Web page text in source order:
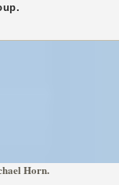
Horn.